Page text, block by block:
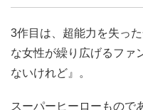
3作目は、超能力を失っ
な女性が繰り広げるファ
ないけれど』。
スーパーヒーローもので